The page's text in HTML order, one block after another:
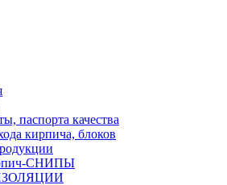
паспорта качества
кирпича, блоков
СНИПЫ